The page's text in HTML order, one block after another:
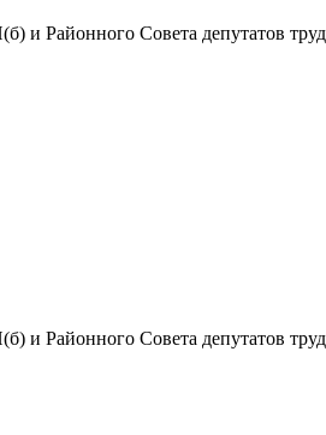
и Районного Совета депутатов
и Районного Совета депутатов